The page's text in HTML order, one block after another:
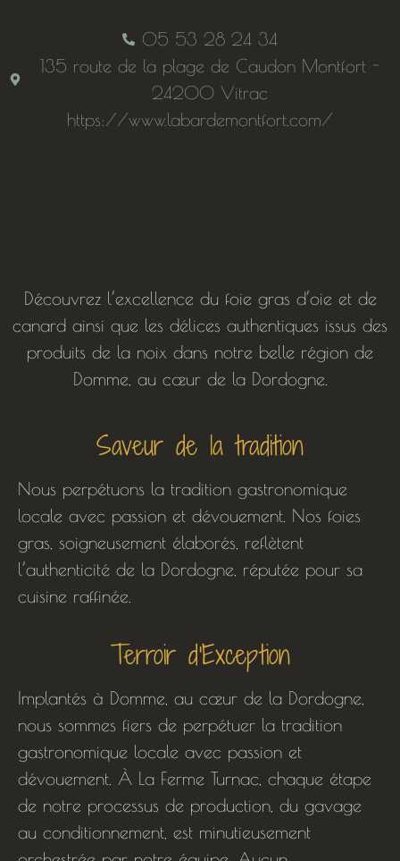
05 53 28 24 34
135 route de la plage de Caudon Montfort -
24200 Vitrac
https://www.labardemontfort.com/
Découvrez l’excellence du foie gras d’oie et de
canard ainsi que les délices authentiques issus des
produits de la noix dans notre belle région de
Domme, au cœur de la Dordogne.
Saveur de la tradition
Nous perpétuons la tradition gastronomique
locale avec passion et dévouement. Nos foies
gras, soigneusement élaborés, reflètent
l’authenticité de la Dordogne, réputée pour sa
cuisine raffinée.
Terroir d'Exception
Implantés à Domme, au cœur de la Dordogne,
nous sommes fiers de perpétuer la tradition
gastronomique locale avec passion et
dévouement. À La Ferme Turnac, chaque étape
de notre processus de production, du gavage
au conditionnement, est minutieusement